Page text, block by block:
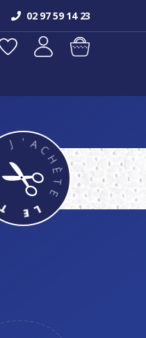
02 97 59 14 23